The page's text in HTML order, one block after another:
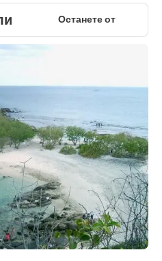
Останете от